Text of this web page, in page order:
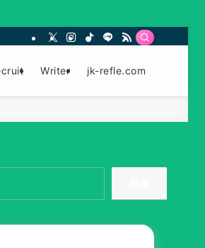
Writer jk-refle.com